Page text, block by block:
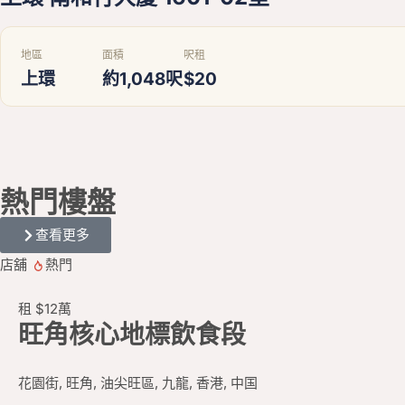
地區
上環
面積
約1,048呎
呎租
$20
熱門樓盤
查看更多
店舖
熱門
租 $12萬
旺角核心地標飲食段
花園街, 旺角, 油尖旺區, 九龍, 香港, 中国